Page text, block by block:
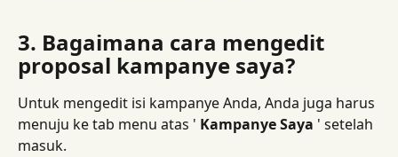
3. Bagaimana cara mengedit
proposal kampanye saya?
Untuk mengedit isi kampanye Anda, Anda juga harus
menuju ke tab menu atas ' Kampanye Saya ' setelah
masuk.